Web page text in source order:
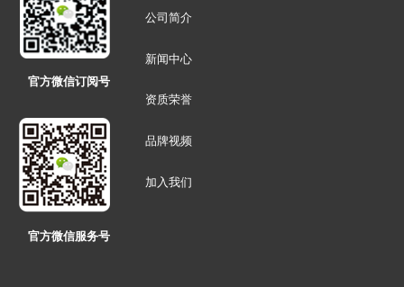
公司简介
新闻中心
资质荣誉
品牌视频
加入我们
官方微信订阅号
官方微信服务号